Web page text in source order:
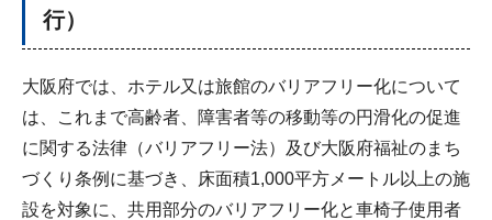
行）
大阪府では、ホテル又は旅館のバリアフリー化について
は、これまで高齢者、障害者等の移動等の円滑化の促進
に関する法律（バリアフリー法）及び大阪府福祉のまち
づくり条例に基づき、床面積1,000平方メートル以上の施
設を対象に、共用部分のバリアフリー化と車椅子使用者